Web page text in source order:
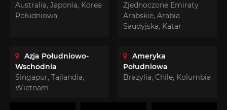
Australia, Japonia, Korea
Południowa
Zjednoczone Emiraty
Arabskie, Arabia
Saudyjska, Katar
Azja Południowo-
Wschodnia
Singapur, Tajlandia,
Wietnam
Ameryka
Południowa
Brazylia, Chile, Kolumbia